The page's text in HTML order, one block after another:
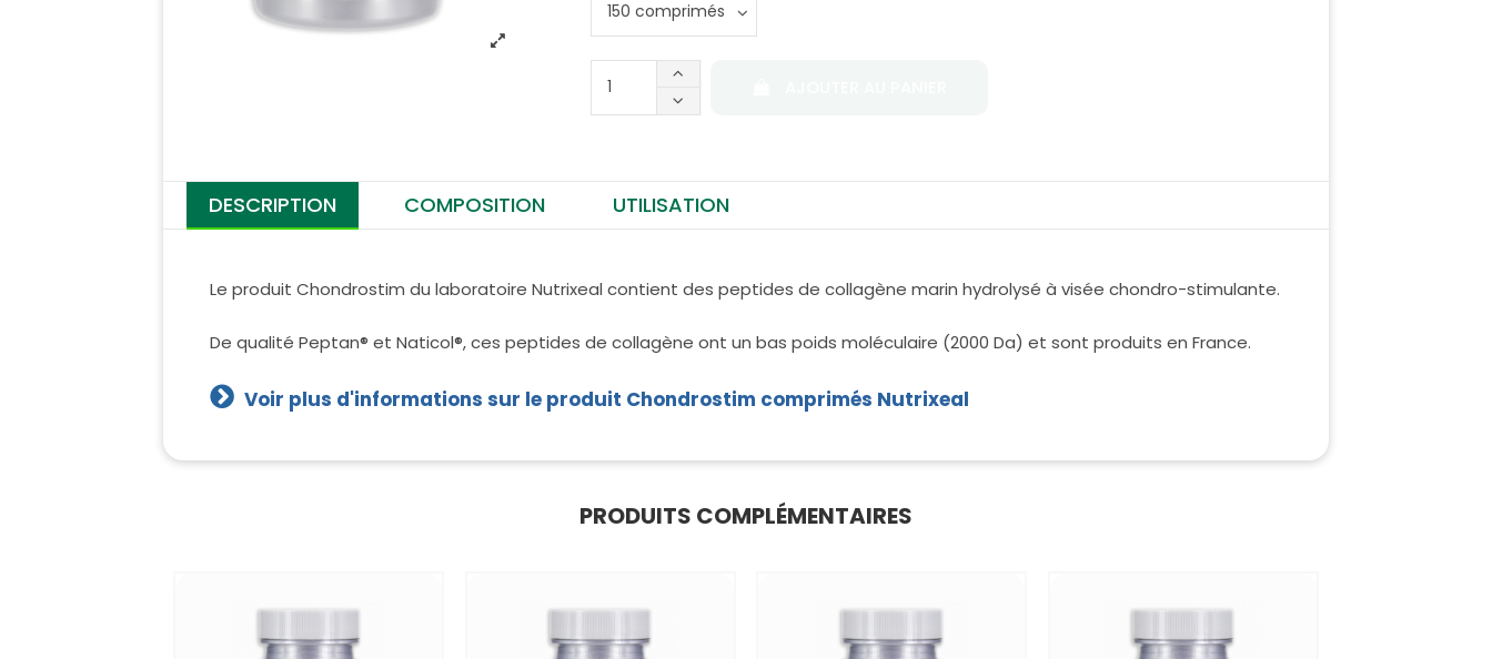
DESCRIPTION COMPOSITION UTILISATION
Le produit Chondrostim du laboratoire Nutrixeal contient des peptides de collagène marin hydrolysé à visée chondro-stimulante.
De qualité Peptan® et Naticol®, ces peptides de collagène ont un bas poids moléculaire (2000 Da) et sont produits en France.
Voir plus d'informations sur le produit Chondrostim comprimés Nutrixeal
PRODUITS COMPLÉMENTAIRES